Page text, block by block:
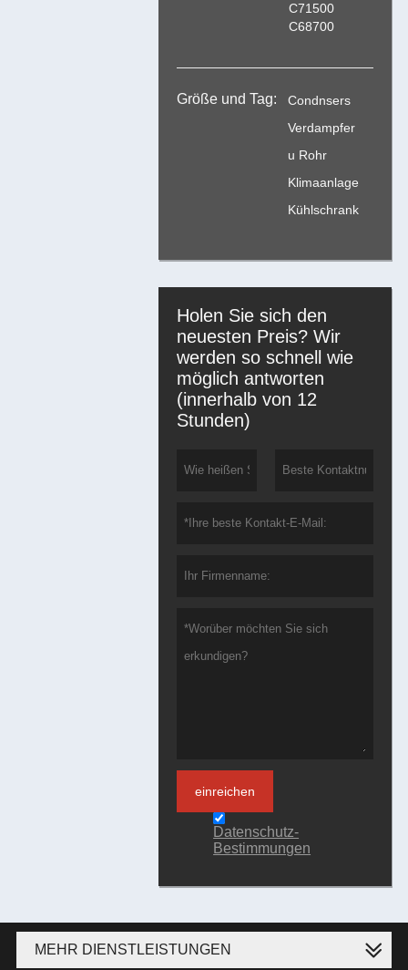
C71500
C68700
Größe und Tag:
Condnsers
Verdampfer
u Rohr
Klimaanlage
Kühlschrank
Holen Sie sich den
neuesten Preis? Wir
werden so schnell wie
möglich antworten
(innerhalb von 12
Stunden)
einreichen
Datenschutz-
Bestimmungen
MEHR DIENSTLEISTUNGEN